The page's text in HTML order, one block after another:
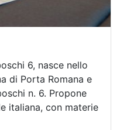
6, nasce nello
di Porta Romana e
n. 6. Propone
italiana, con materie